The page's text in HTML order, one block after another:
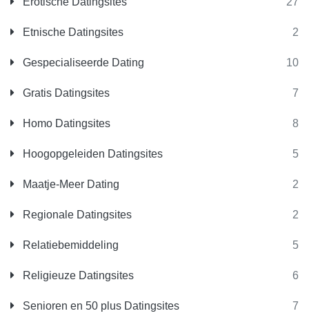
Etnische Datingsites 2
Gespecialiseerde Dating 10
Gratis Datingsites 7
Homo Datingsites 8
Hoogopgeleiden Datingsites 5
Maatje-Meer Dating 2
Regionale Datingsites 2
Relatiebemiddeling 5
Religieuze Datingsites 6
Senioren en 50 plus Datingsites 7